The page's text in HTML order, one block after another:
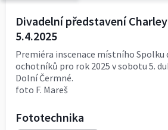
Divadelní představení
5.4.2025
Premiéra inscenace místního Spolku
ochotníků pro rok 2025 v sobotu 5.
Dolní Čermné.
foto F. Mareš
Fototechnika